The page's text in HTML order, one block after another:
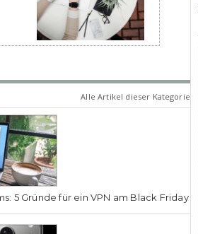
Alle Artikel dieser Kategorie
5 Gründe für ein VPN am Black Friday